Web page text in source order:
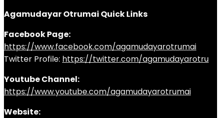
Agamudayar Otrumai Quick Links
Facebook Page:
https://www.facebook.com/agamudayarotrumai
Twitter Profile: https://twitter.com/agamudayarotru
Youtube Channel:
https://www.youtube.com/agamudayarotrumai
Website: